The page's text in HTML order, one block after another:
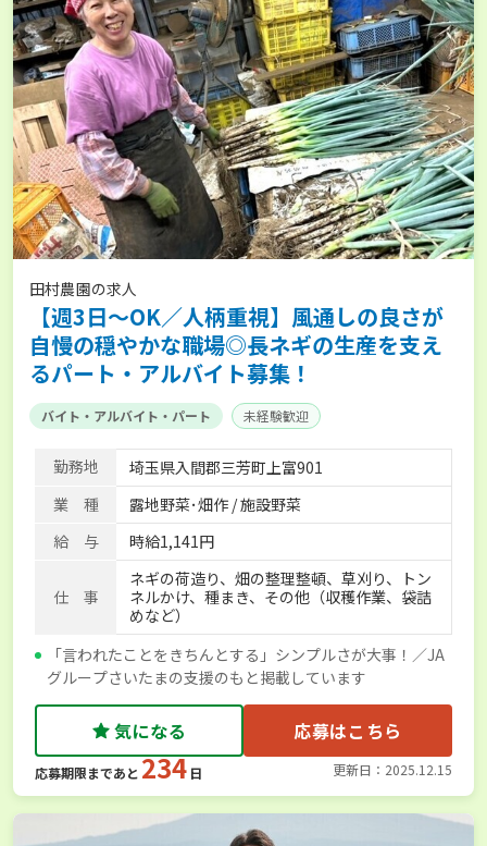
田村農園の求人
【週3日～OK／人柄重視】風通しの良さが
自慢の穏やかな職場◎長ネギの生産を支え
るパート・アルバイト募集！
バイト・アルバイト・パート 未経験歓迎
勤務地
埼玉県入間郡三芳町上富901
業 種
露地野菜･畑作 / 施設野菜
給 与
時給1,141円
仕 事
ネギの荷造り、畑の整理整頓、草刈り、トン
ネルかけ、種まき、その他（収穫作業、袋詰
めなど）
「言われたことをきちんとする」シンプルさが大事！／JA
グループさいたまの支援のもと掲載しています
気になる 応募はこちら
応募期限まであと 234 日 更新日：2025.12.15